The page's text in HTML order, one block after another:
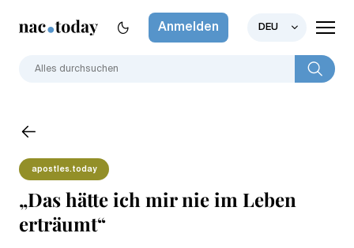
Anmelden DEU
apostles.today
„Das hätte ich mir nie im Leben
erträumt“